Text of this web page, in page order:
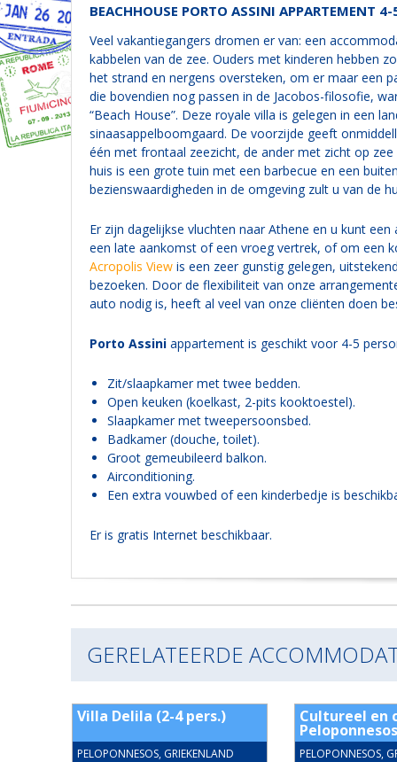
BEACHHOUSE PORTO ASSINI APPARTEMENT 4-
Veel vakantiegangers dromen er van: een
kabbelen van de zee. Ouders met kinderen hebben
het strand en nergens oversteken, om er maar een
die bovendien nog passen in de Jacobos-filosofie,
“Beach House”. Deze royale villa is gelegen in een
sinaasappelboomgaard. De voorzijde geeft
één met frontaal zeezicht, de ander met zicht op
huis is een grote tuin met een barbecue en een
bezienswaardigheden in de omgeving zult u van de
Er zijn dagelijkse vluchten naar Athene en u kunt
een late aankomst of een vroeg vertrek, of om een
Acropolis Viewis een zeer gunstig gelegen,
bezoeken. Door de flexibiliteit van onze
auto nodig is, heeft al veel van onze cliënten doen
Porto Assiniappartement is geschikt voor 4-5
Zit/slaapkamer met twee bedden.
Open keuken (koelkast, 2-pits kooktoestel).
Slaapkamer met tweepersoonsbed.
Badkamer (douche, toilet).
Groot gemeubileerd balkon.
Airconditioning.
Een extra vouwbed of een kinderbedje is
Er is gratis Internet beschikbaar.
GERELATEERDE
Villa Delila (2-4 pers.)
PELOPONNESOS, GRIEKENLAND
Cultureel en
Peloponnesos
PELOPONNESOS,